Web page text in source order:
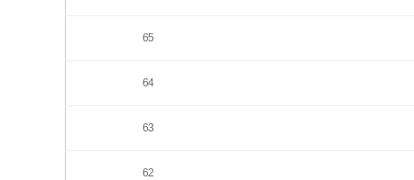
65
64
63
62